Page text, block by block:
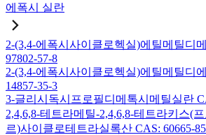
에폭시 실란
2-(3,4-에폭시사이클로헥실)에틸메틸디
97802-57-8
2-(3,4-에폭시사이클로헥실)에틸메틸디
14857-35-3
3-글리시독시프로필디메톡시메틸실란
2,4,6,8-테트라메틸-2,4,6,8-테트라키스(
르)사이클로테트라실록산 CAS: 60665-